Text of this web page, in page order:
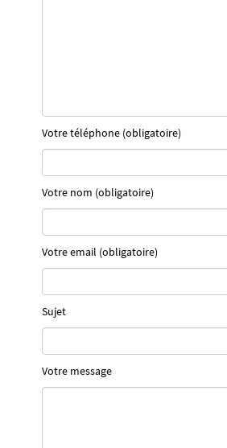
Votre téléphone (obligatoire)
Votre nom (obligatoire)
Votre email (obligatoire)
Sujet
Votre message